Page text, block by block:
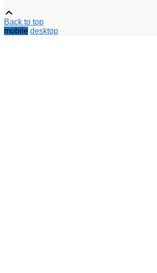
Up
Back to top
mobile desktop